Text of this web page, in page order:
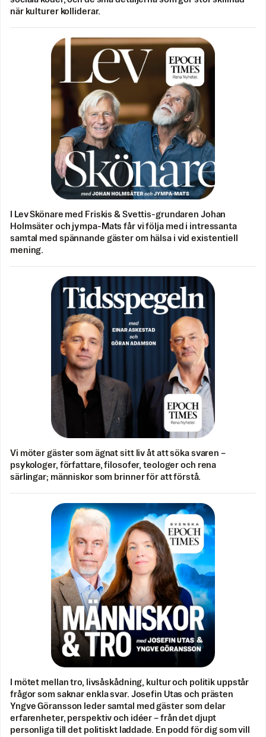
när kulturer kolliderar.
I Lev Skönare med Friskis & Svettis-grundaren Johan
Holmsäter och jympa-Mats får vi följa med i intressanta
samtal med spännande gäster om hälsa i vid existentiell
mening.
Vi möter gäster som ägnat sitt liv åt att söka svaren –
psykologer, författare, filosofer, teologer och rena
särlingar; människor som brinner för att förstå.
I mötet mellan tro, livsåskådning, kultur och politik uppstår
frågor som saknar enkla svar. Josefin Utas och prästen
Yngve Göransson leder samtal med gäster som delar
erfarenheter, perspektiv och idéer – från det djupt
personliga till det politiskt laddade. En podd för dig som vill